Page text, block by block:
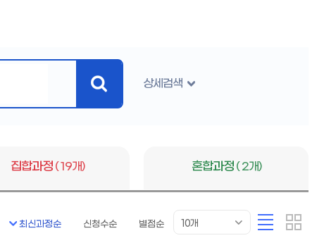
검
상세검색
집합과정 ( 19개) 혼합과정 ( 2개)
최신과정순 신청수순 별점순
목
10개
리
스
카
드